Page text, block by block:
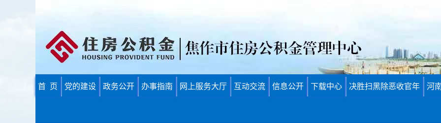
首 页 党的建设 政务公开 办事指南 网上服务大厅 互动交流 信息公开 下载中心 决胜扫黑除恶收官年 河